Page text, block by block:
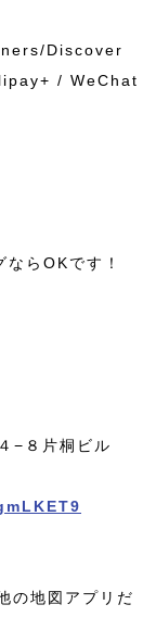
Discover
/ WeChat
らOKです！
−８片桐ビル
の地図アプリだ